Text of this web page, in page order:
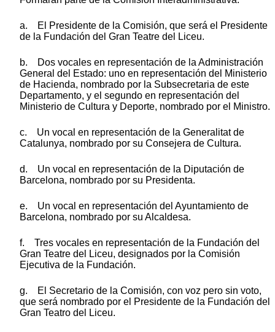
a. El Presidente de la Comisión, que será el Presidente
de la Fundación del Gran Teatre del Liceu.
b. Dos vocales en representación de la Administración
General del Estado: uno en representación del Ministerio
de Hacienda, nombrado por la Subsecretaria de este
Departamento, y el segundo en representación del
Ministerio de Cultura y Deporte, nombrado por el Ministro.
c. Un vocal en representación de la Generalitat de
Catalunya, nombrado por su Consejera de Cultura.
d. Un vocal en representación de la Diputación de
Barcelona, nombrado por su Presidenta.
e. Un vocal en representación del Ayuntamiento de
Barcelona, nombrado por su Alcaldesa.
f. Tres vocales en representación de la Fundación del
Gran Teatre del Liceu, designados por la Comisión
Ejecutiva de la Fundación.
g. El Secretario de la Comisión, con voz pero sin voto,
que será nombrado por el Presidente de la Fundación del
Gran Teatro del Liceu.